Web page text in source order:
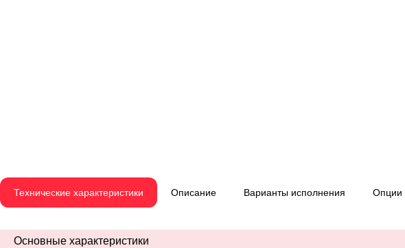
Технические характеристики Описание Варианты исполнения Опции
Основные характеристики